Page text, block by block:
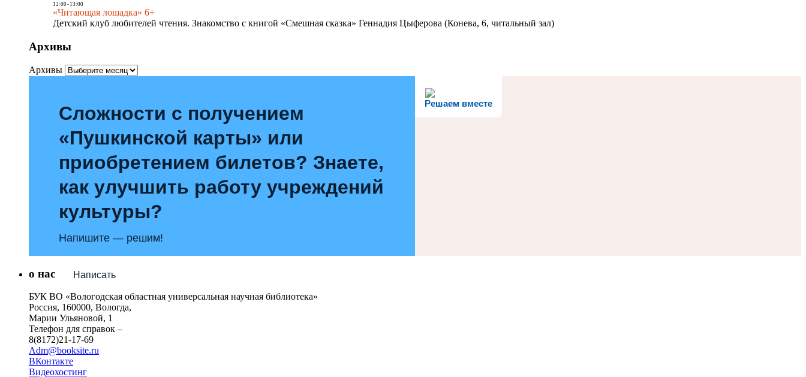
12:00- 13:00
«Читающая лошадка» 6+
Детский клуб любителей чтения. Знакомство с книгой «Смешная сказка» Геннадия Цыферова (Конева, 6, читальный зал)
Архивы
Архивы
Решаем вместе
Сложности с получением
«Пушкинской карты» или
приобретением билетов? Знаете,
как улучшить работу учреждений
культуры?
Напишите — решим!
Написать
о нас
БУК ВО «Вологодская областная универсальная научная библиотека»
Россия, 160000, Вологда,
Марии Ульяновой, 1
Телефон для справок –
8(8172)21-17-69
Adm@booksite.ru
ВКонтакте
Видеохостинг